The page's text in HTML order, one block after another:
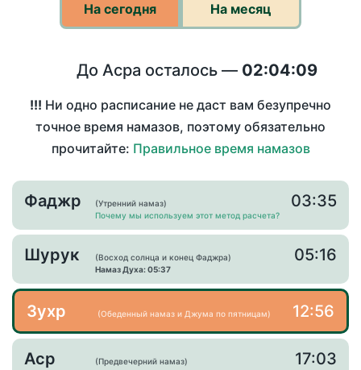
На сегодня На месяц
До Асра осталось — 02:04:09
!!! Ни одно расписание не даст вам безупречно
точное время намазов, поэтому обязательно
прочитайте: Правильное время намазов
Фаджр
(Утренний намаз)
Почему мы используем этот метод расчета?
03:35
Шурук
(Восход солнца и конец Фаджра)
Намаз Духа: 05:37
05:16
Зухр (Обеденный намаз и Джума по пятницам) 12:56
Аср (Предвечерний намаз) 17:03